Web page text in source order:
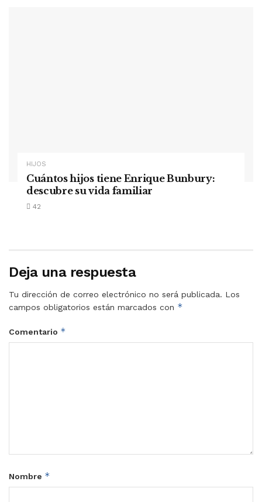
HIJOS
Cuántos hijos tiene Enrique Bunbury:
descubre su vida familiar
42
Deja una respuesta
Tu dirección de correo electrónico no será publicada. Los
campos obligatorios están marcados con *
Comentario *
Nombre *